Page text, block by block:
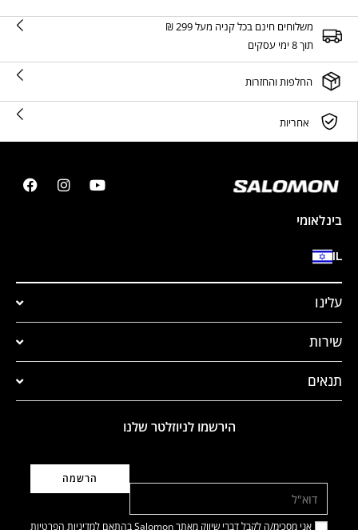
משלוחים חינם בכל קניה מעל 299 ₪
תוך 8 ימי עסקים
החלפות והחזרות
אחריות
בינלאומי
IL
עלינו
שירות
תנאים
הירשמו לניוזלטר שלנו
אני מסכימ/ה לקבל דברי שיווק מאתר Salomon בהתאם ל מדיניות הפרטיות